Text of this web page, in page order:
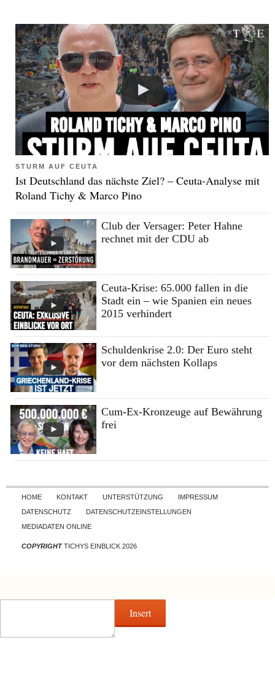
STURM AUF CEUTA
Ist Deutschland das nächste Ziel? – Ceuta-Analyse mit
Roland Tichy & Marco Pino
Club der Versager: Peter Hahne
rechnet mit der CDU ab
Ceuta-Krise: 65.000 fallen in die
Stadt ein – wie Spanien ein neues
2015 verhindert
Schuldenkrise 2.0: Der Euro steht
vor dem nächsten Kollaps
Cum-Ex-Kronzeuge auf Bewährung
frei
Skip to content
HOME KONTAKT UNTERSTÜTZUNG
IMPRESSUM
DATENSCHUTZ
DATENSCHUTZEINSTELLUNGEN
MEDIADATEN ONLINE
COPYRIGHTTICHYS EINBLICK 2026
Insert